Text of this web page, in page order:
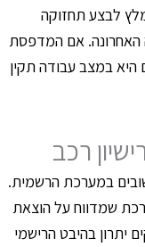
לבצע תחזוקה
האחרונה. אם המדפסת
במצב עבודה תקין
רכב
במערכת הרשמית.
שמדווח על הוצאת
יתרון בהיבט הרישמי